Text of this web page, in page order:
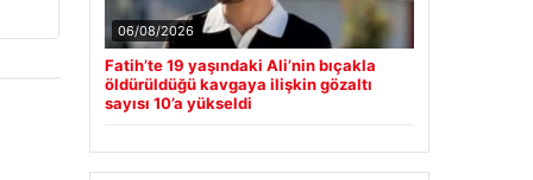
06/08/2026
Fatih’te 19 yaşındaki Ali’nin bıçakla
öldürüldüğü kavgaya ilişkin gözaltı
sayısı 10’a yükseldi